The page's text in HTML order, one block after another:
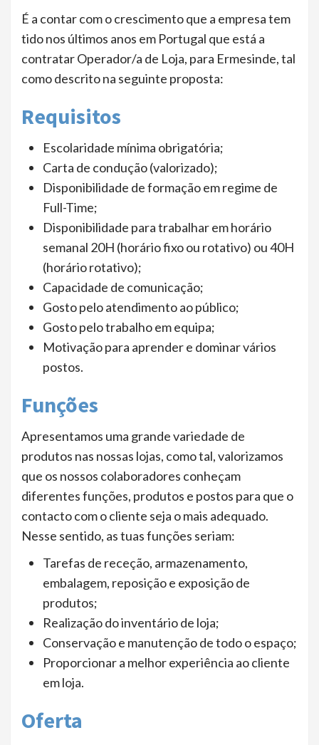
É a contar com o crescimento que a empresa tem
tido nos últimos anos em Portugal que está a
contratar Operador/a de Loja, para Ermesinde, tal
como descrito na seguinte proposta:
Requisitos
Escolaridade mínima obrigatória;
Carta de condução (valorizado);
Disponibilidade de formação em regime de
Full-Time;
Disponibilidade para trabalhar em horário
semanal 20H (horário fixo ou rotativo) ou 40H
(horário rotativo);
Capacidade de comunicação;
Gosto pelo atendimento ao público;
Gosto pelo trabalho em equipa;
Motivação para aprender e dominar vários
postos.
Funções
Apresentamos uma grande variedade de
produtos nas nossas lojas, como tal, valorizamos
que os nossos colaboradores conheçam
diferentes funções, produtos e postos para que o
contacto com o cliente seja o mais adequado.
Nesse sentido, as tuas funções seriam:
Tarefas de receção, armazenamento,
embalagem, reposição e exposição de
produtos;
Realização do inventário de loja;
Conservação e manutenção de todo o espaço;
Proporcionar a melhor experiência ao cliente
em loja.
Oferta